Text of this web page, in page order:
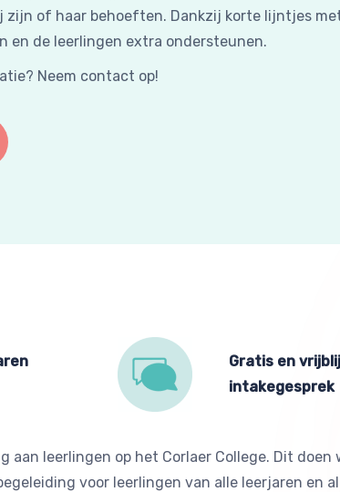
of haar behoeften. Dankzij korte lijntjes
en de leerlingen extra ondersteunen.
Neem contact op!
Gratis en
intakegesprek
aan leerlingen op het Corlaer College. Dit
voor leerlingen van alle leerjaren